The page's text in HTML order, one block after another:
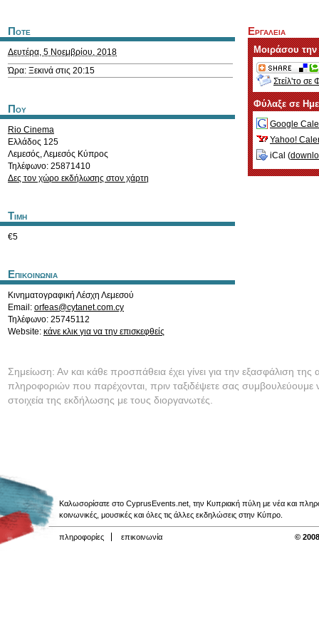
Ποτε
Δευτέρα, 5 Νοεμβρίου, 2018
Ώρα: Ξεκινά στις 20:15
Που
Rio Cinema
Ελλάδος 125
Λεμεσός,Λεμεσός Κύπρος
Τηλέφωνο: 25871410
Δες τον χώρο εκδήλωσης στον χάρτη
Τιμη
€5
Επικοινωνια
Κινηματογραφική Λέσχη Λεμεσού
Email: orfeas@cytanet.com.cy
Τηλέφωνο: 25745112
Website: κάνε κλικ για να την επισκεφθείς
Εργαλεια
Μοιράσου
Στείλ'το σε
Φύλαξε σε
Google
Yahoo!
iCal (
Σημείωση: Αν και κάθε προσπάθεια έχει γίνει για την εξασφάλιση της
πληροφοριών που παρέχονται, πριν ταξιδέψετε σας συμβουλεύουμε
στοιχεία της εκδήλωσης με τους διοργανωτές.
Καλωσορίσατε στο CyprusEvents.net, την Κυπριακή πύλη με νέα και
κοινωνικές, μουσικές και όλες τις άλλες εκδηλώσεις στην Κύπρο.
πληροφορίες επικοινωνία ©